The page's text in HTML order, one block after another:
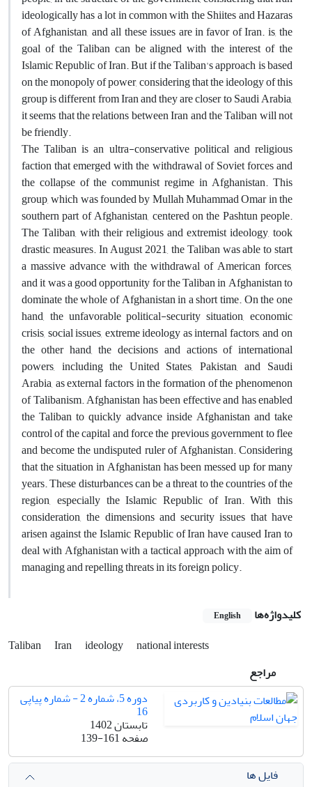
ideologically has a lot in common with the Shiites and Hazaras
of Afghanistan, and all these issues are in favor of Iran. is, the
goal of the Taliban can be aligned with the interest of the
Islamic Republic of Iran. But if the Taliban's approach is based
on the monopoly of power, considering that the ideology of this
group is different from Iran and they are closer to Saudi Arabia,
it seems that the relations between Iran and the Taliban will not
be friendly.
The Taliban is an ultra-conservative political and religious
faction that emerged with the withdrawal of Soviet forces and
the collapse of the communist regime in Afghanistan. This
group, which was founded by Mullah Muhammad Omar in the
southern part of Afghanistan, centered on the Pashtun people.
The Taliban, with their religious and extremist ideology, took
drastic measures. In August 2021, the Taliban was able to start
a massive advance with the withdrawal of American forces,
and it was a good opportunity for the Taliban in Afghanistan to
dominate the whole of Afghanistan in a short time. On the one
hand, the unfavorable political-security situation, economic
crisis, social issues, extreme ideology as internal factors, and on
the other hand, the decisions and actions of international
powers, including the United States, Pakistan, and Saudi
Arabia, as external factors in the formation of the phenomenon
of Talibanism. Afghanistan has been effective and has enabled
the Taliban to quickly advance inside Afghanistan and take
control of the capital and force the previous government to flee
and become the undisputed ruler of Afghanistan. Considering
that the situation in Afghanistan has been messed up for many
years. These disturbances can be a threat to the countries of the
region, especially the Islamic Republic of Iran. With this
consideration, the dimensions and security issues that have
arisen against the Islamic Republic of Iran have caused Iran to
deal with Afghanistan with a tactical approach with the aim of
managing and repelling threats in its foreign policy.
کلیدواژه‌ها English
Taliban Iran ideology
national interests
مراجع
دوره 5، شماره 2 - شماره پیاپی
16
تابستان 1402
صفحه139-161
فایل ها